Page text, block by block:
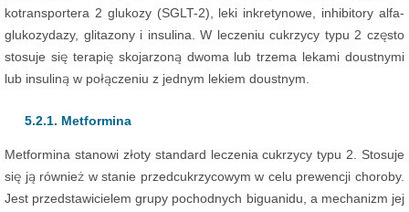
kotransportera 2 glukozy (SGLT-2), leki inkretynowe, inhibitory alfa-
glukozydazy, glitazony i insulina. W leczeniu cukrzycy typu 2 często
stosuje się terapię skojarzoną dwoma lub trzema lekami doustnymi
lub insuliną w połączeniu z jednym lekiem doustnym.
5.2.1. Metformina
Metformina stanowi złoty standard leczenia cukrzycy typu 2. Stosuje
się ją również w stanie przedcukrzycowym w celu prewencji choroby.
Jest przedstawicielem grupy pochodnych biguanidu, a mechanizm jej